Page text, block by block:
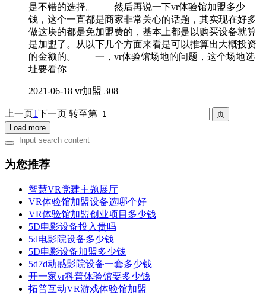
是不错的选择。 然后再说一下vr体验馆加盟多少
钱，这个一直都是商家非常关心的话题，其实现在好多
做这块的都是免加盟费的，基本上都是以购买设备就算
是加盟了。从以下几个方面来看是可以推算出大概投资
的金额的。 一，vr体验馆场地的问题，这个场地选
址要看你
2021-06-18 vr加盟 308
上一页1下一页 转至第
Load more
为您推荐
智慧VR党建主题展厅
VR体验馆加盟设备选哪个好
VR体验馆加盟创业项目多少钱
5D电影设备投入贵吗
5d电影院设备多少钱
5D电影设备加盟多少钱
5d7d动感影院设备一套多少钱
开一家vr科普体验馆要多少钱
拓普互动VR游戏体验馆加盟